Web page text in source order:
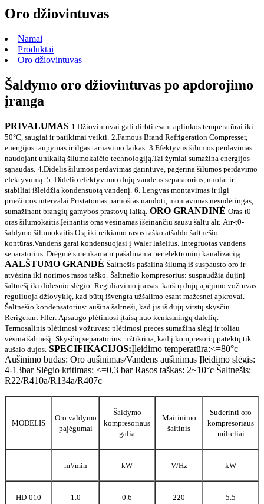
Oro džiovintuvas
Namai
Produktai
Oro džiovintuvas
Šaldymo oro džiovintuvas po apdorojimo
įranga
PRIVALUMAS 1.Džiovintuvai gali dirbti esant aplinkos temperatūrai iki
50°C, saugiai ir patikimai veikti. 2.Famous Brand Refrigeration Compresser,
energijos taupymas ir ilgas tarnavimo laikas. 3.Efektyvus šilumos perdavimas
naudojant unikalią šilumokaičio technologiją.Tai žymiai sumažina energijos
sąnaudas. 4.Didelis šilumos perdavimas garintuve, pagerina šilumos perdavimo
efektyvumą. 5. Didelio efektyvumo dujų vandens separatorius, nuolat ir
stabiliai išleidžia kondensuotą vandenį. 6. Lengvas montavimas ir ilgi
priežiūros intervalai.Pristatomas paruoštas naudoti, montavimas nesudėtingas,
sumažinant brangių gamybos prastovų laiką. ORO GRANDINĖ Oras-t0-
oras šilumokaitis.Įeinantis oras vėsinamas išeinančiu sausu šaltu alr. Air-t0-
šaldymo šilumokaitis.Orą iki reikiamo rasos taško atšaldo šaltnešio
kontūras.Vandens garai kondensuojasi į Waler lašelius. Integruotas vandens
separatorius. Drėgmė surenkama ir pašalinama per elektroninį kanalizaciją.
AALŠTUMO GRANDĖ Šaltnešis pašalina šilumą iš suspausto oro ir
atvėsina iki norimos rasos taško. Šaltnešio kompresorius: suspaudžia dujinį
šaltnešį iki didesnio slėgio. Reguliavimo įtaisas: karštų dujų apėjimo vožtuvas
reguliuoja džiovyklę, kad būtų išvengta užšalimo esant mažesnei apkrovai.
Šaltnešio kondensatorius: aušina šaltnešį, kad jis iš dujų virstų skysčiu.
Rerigerant Fller: Apsaugo plėtimosi įtaisą nuo kenksmingų dalelių.
Termosalinis plėtimosi vožtuvas: plėtimosi preces sumažina slėgį ir toliau
vėsina šaltnešį. Skysčių separatorius: užtikrina, kad į kompresorių patektų tik
aušalo dujos. SPECIFIKACIJOS:Įleidimo temperatūra:<=80°c
Aušinimo būdas: Oro aušinimas/Vandens aušinimas Įleidimo slėgis:
4-13bar Slėgio kritimas: <=0,3 bar Rasos taškas: 2~10°c Šaltnešis:
R22/R410a/R134a/R407c
MODELIS
Oro valdymo
pajėgumai
Šaldymo
kompresoriaus
galia
Maitinimo
šaltinis
Suderinti oro
kompresoriaus
milteliai
m³/min kW V/Hz kW
HD-010 1.0 0.6 220 5.5